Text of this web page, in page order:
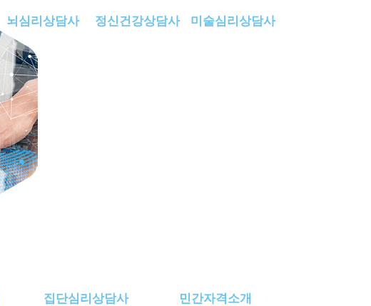
뇌심리상담사 정신건강상담사 미술심리상담사
집단심리상담사 민간자격소개